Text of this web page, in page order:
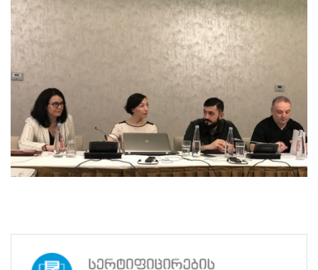
გენდერული
აუდიტი,
მისი
მიზნები
ამოცანები,
თანამონაწილეობრივი
გენდერული
აუდიტი
საქართველოს
საარჩევნო
ადმინისტრაციისთვის,
გენდერული
თანასწორობის
საბჭოს